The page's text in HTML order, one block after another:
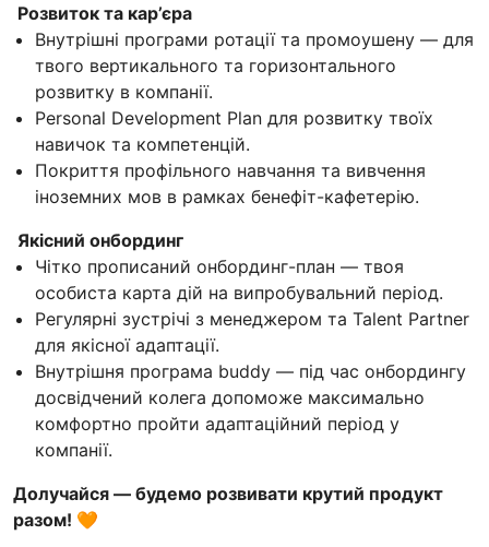
Розвиток та кар’єра
Внутрішні програми ротації та промоушену — для
твого вертикального та горизонтального
розвитку в компанії.
Personal Development Plan для розвитку твоїх
навичок та компетенцій.
Покриття профільного навчання та вивчення
іноземних мов в рамках бенефіт-кафетерію.
Якісний онбординг
Чітко прописаний онбординг-план — твоя
особиста карта дій на випробувальний період.
Регулярні зустрічі з менеджером та Talent Partner
для якісної адаптації.
Внутрішня програма buddy — під час онбордингу
досвідчений колега допоможе максимально
комфортно пройти адаптаційний період у
компанії.
Долучайся — будемо розвивати крутий продукт
разом! 🧡